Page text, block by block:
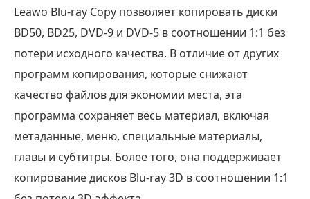
Часть
7.
Альтернатива
ray-
копии
Leawo
Leawo Blu-ray Copy позволяет копировать диски
BD50, BD25, DVD-9 и DVD-5 в соотношении 1:1 без
потери исходного качества. В отличие от других
программ копирования, которые снижают
качество файлов для экономии места, эта
программа сохраняет весь материал, включая
метаданные, меню, специальные материалы,
главы и субтитры. Более того, она поддерживает
копирование дисков Blu-ray 3D в соотношении 1:1